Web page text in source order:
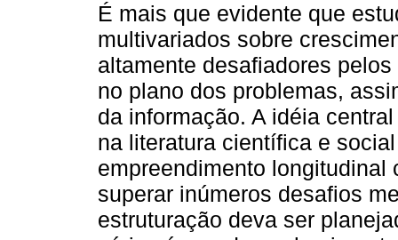
É mais que evidente que
multivariados sobre
altamente desafiadores
no plano dos problemas,
da informação. A idéia
na literatura científica e
empreendimento longitudinal
superar inúmeros desafios
estruturação deva ser